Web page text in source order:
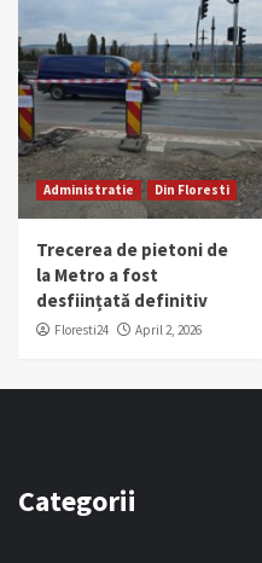
Administratie Din Floresti
Trecerea de pietoni de
la Metro a fost
desființată definitiv
Floresti24 April 2, 2026
Categorii